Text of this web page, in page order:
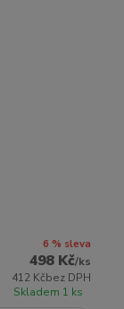
6 % sleva
498 Kč/ks
412 Kčbez DPH
Skladem 1 ks